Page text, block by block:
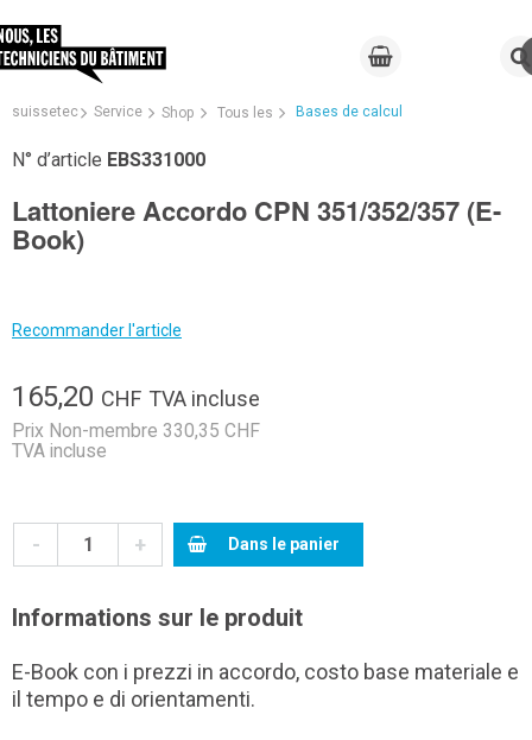
suissetec Service Shop Tous les Bases de calcul
N° d’article EBS331000
Lattoniere Accordo CPN 351/352/357 (E-
Book)
Recommander l'article
165,20 CHF TVA incluse
Prix Non-membre 330,35 CHF
TVA incluse
- + Dans le panier
Informations sur le produit
E-Book con i prezzi in accordo, costo base materiale e
il tempo e di orientamenti.